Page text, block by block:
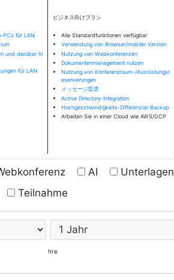
PCs für LAN
und darüber hi
für LAN
ビジネス向けプラン
Alle Standardfunktionen verfügbar
Verwendung von Browser/mobiler Version
Nutzung von Webkonferenzen
Dokumentenmanagement nutzen
Nutzung von Konferenzraum-/Ausrüstungsr
eservierungen
メッセージ監査
Active Directory-Integration
Hochgeschwindigkeits-Differenzial-Backup
Arbeiten Sie in einer Cloud wie AWS/GCP
AI Unterlagen
Teilnahme
hre